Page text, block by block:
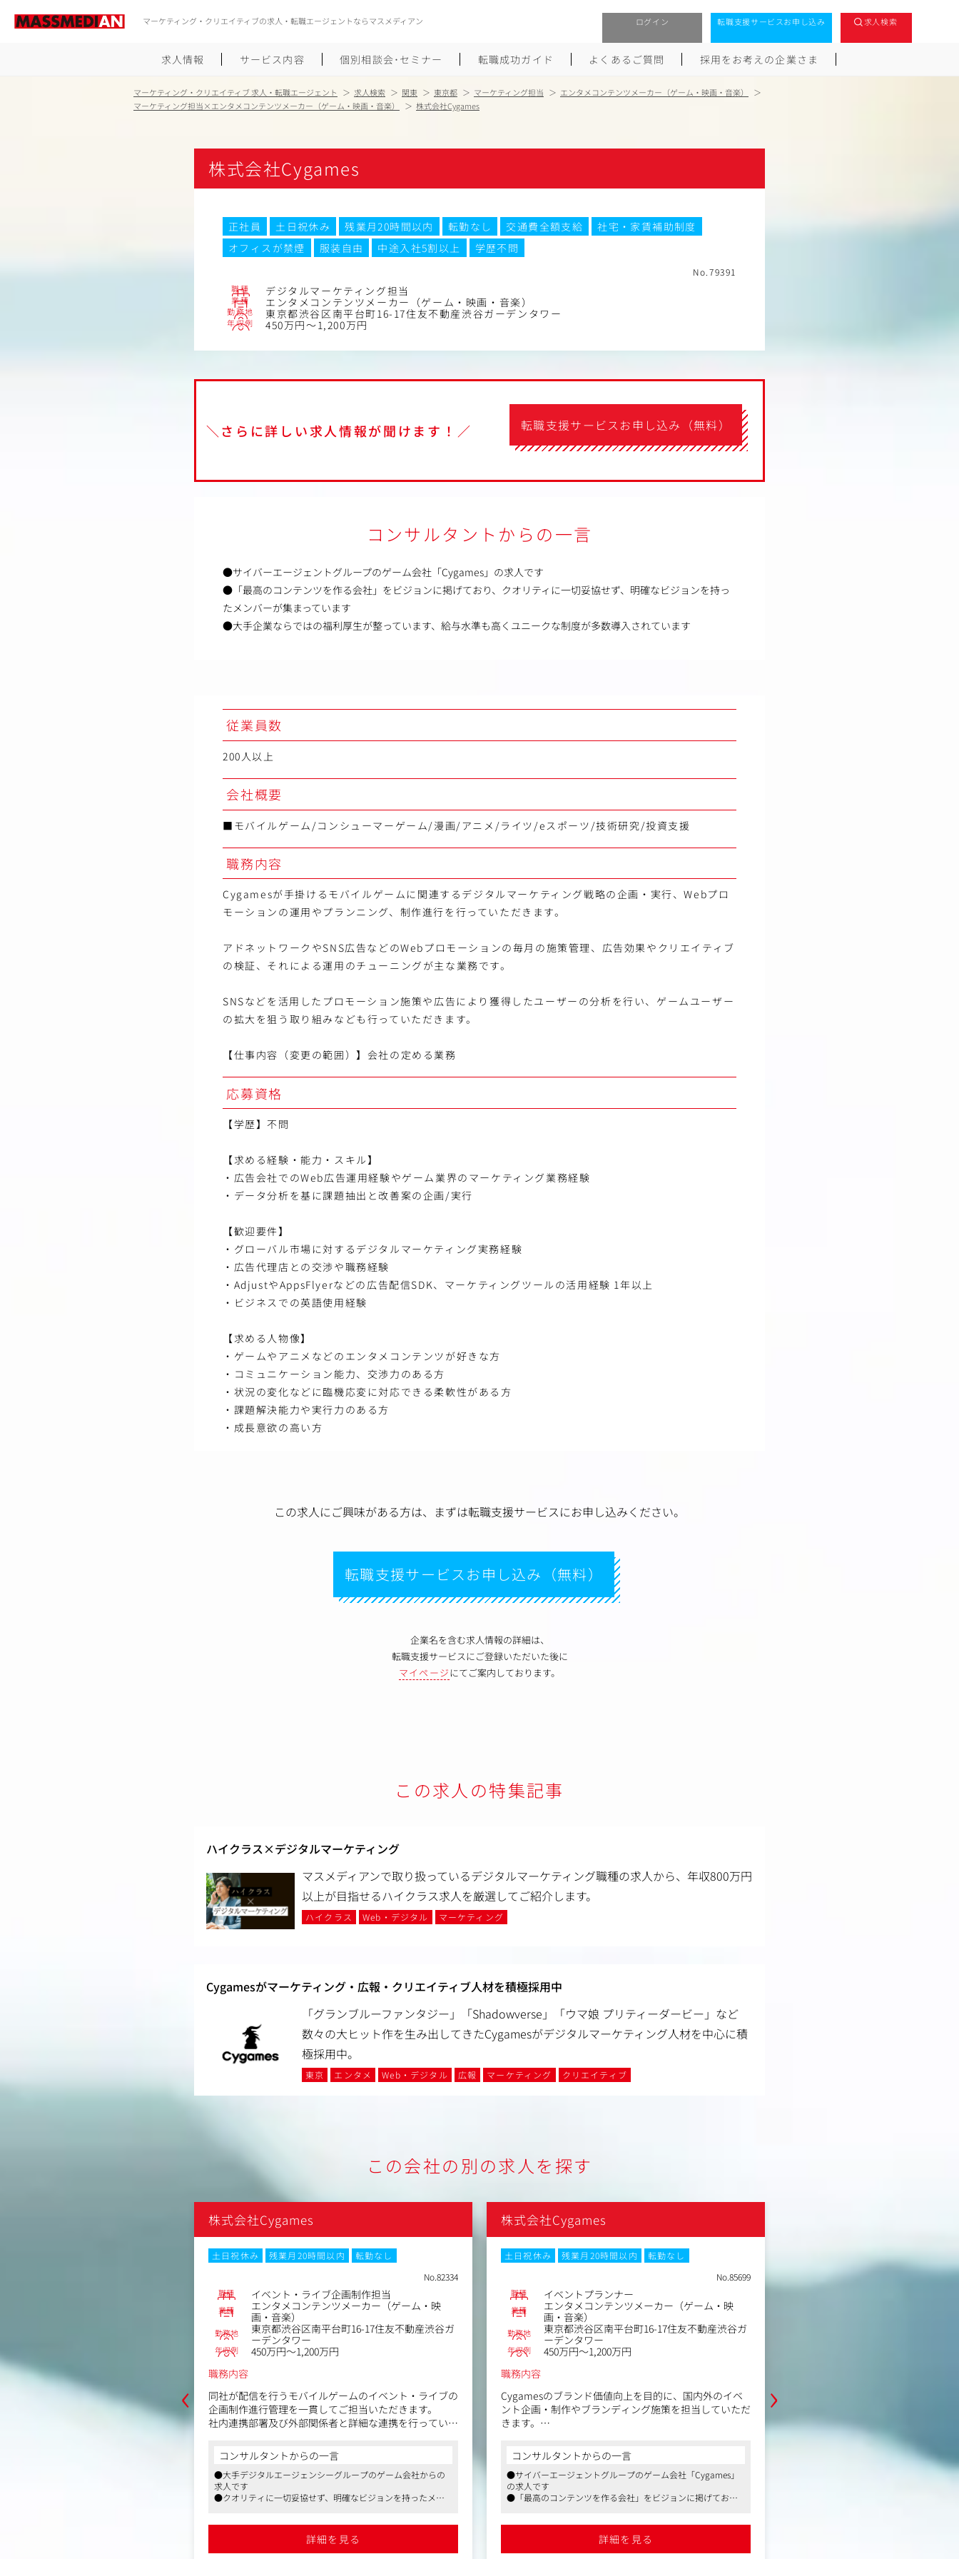
マーケティング・クリエイティブの求人・転職エージェントならマスメディアン ログイン 転職支援サービスお申し込み 求人検索
求人情報 サービス内容 個別相談会･セミナー 転職成功ガイド
職務経歴書のつくり方
ポートフォリオのつくり方
面接対策
エグゼクティブ転職
しゅふクリ･ママクリ転職
年収アップ転職
よくあるご質問 採用をお考えの企業さま
マーケティング・クリエイティブ 求人・転職エージェント 求人検索 関東 東京都 マーケティング担当
エンタメコンテンツメーカー（ゲーム・映画・音楽）
マーケティング担当×エンタメコンテンツメーカー（ゲーム・映画・音楽）
株式会社Cygames
株式会社Cygames
正社員 土日祝休み 残業月20時間以内 転勤なし 交通費全額支給
社宅・家賃補助制度
オフィスが禁煙
服装自由 中途入社5割以上 学歴不問
No.79391
職種 デジタルマーケティング担当
業種 エンタメコンテンツメーカー（ゲーム・映画・音楽）
勤務地 東京都渋谷区南平台町16-17住友不動産渋谷ガーデンタワー
年収例 450万円～1,200万円
＼さらに詳しい求人情報が聞けます！／ 転職支援サービスお申し込み（無料）
コンサルタントからの一言
●サイバーエージェントグループのゲーム会社「Cygames」の求人です
●「最高のコンテンツを作る会社」をビジョンに掲げており、クオリティに一切妥協せず、明確なビジョンを持っ
たメンバーが集まっています
●大手企業ならではの福利厚生が整っています、給与水準も高くユニークな制度が多数導入されています
従業員数
200人以上
会社概要
■モバイルゲーム/コンシューマーゲーム/漫画/アニメ/ライツ/eスポーツ/技術研究/投資支援
職務内容
Cygamesが手掛けるモバイルゲームに関連するデジタルマーケティング戦略の企画・実行、Webプロ
モーションの運用やプランニング、制作進行を行っていただきます。
アドネットワークやSNS広告などのWebプロモーションの毎月の施策管理、広告効果やクリエイティブ
の検証、それによる運用のチューニングが主な業務です。
SNSなどを活用したプロモーション施策や広告により獲得したユーザーの分析を行い、ゲームユーザー
の拡大を狙う取り組みなども行っていただきます。
【仕事内容（変更の範囲）】会社の定める業務
応募資格
【学歴】不問
【求める経験・能力・スキル】
・広告会社でのWeb広告運用経験やゲーム業界のマーケティング業務経験
・データ分析を基に課題抽出と改善案の企画/実行
【歓迎要件】
・グローバル市場に対するデジタルマーケティング実務経験
・広告代理店との交渉や職務経験
・AdjustやAppsFlyerなどの広告配信SDK、マーケティングツールの活用経験 1年以上
・ビジネスでの英語使用経験
【求める人物像】
・ゲームやアニメなどのエンタメコンテンツが好きな方
・コミュニケーション能力、交渉力のある方
・状況の変化などに臨機応変に対応できる柔軟性がある方
・課題解決能力や実行力のある方
・成長意欲の高い方
この求人にご興味がある方は、 まずは転職支援サービスにお申し込みください。
転職支援サービスお申し込み（無料）
企業名を含む求人情報の詳細は、
転職支援サービスにご登録いただいた後に
マイページにてご案内しております。
この求人の特集記事
ハイクラス×デジタルマーケティング
マスメディアンで取り扱っているデジタルマーケティング職種の求人から、年収800万円
以上が目指せるハイクラス求人を厳選してご紹介します。
ハイクラス Web・デジタル マーケティング
Cygamesがマーケティング・広報・クリエイティブ人材を積極採用中
「グランブルーファンタジー」「Shadowverse」「ウマ娘 プリティーダービー」など
数々の大ヒット作を生み出してきたCygamesがデジタルマーケティング人材を中心に積
極採用中。
東京 エンタメ Web・デジタル 広報 マーケティング クリエイティブ
この会社の別の求人を探す
‹
レーター、デザイナーと連携し
ム内に登場するキャラクターの設
株式会社Cygames
土日祝休み 残業月20時間以内
転勤なし
No.82334
職種 イベント・ライブ企画制作担当
業種
エンタメコンテンツメーカー（ゲーム・映
画・音楽）
勤務地
東京都渋谷区南平台町16-17住友不動産渋谷ガ
ーデンタワー
年収例
450万円～1,200万円
職務内容
同社が配信を行うモバイルゲームのイベント・ライブの
企画制作進行管理を一貫してご担当いただきます。
社内連携部署及び外部関係者と詳細な連携を行っていた
＜具体的な業務内容＞
●ライブ企画、制作、ブッキング
●ライブ・イベント予算の策定、管理、現場進行
●取引先や開催会場などの選定や契約交渉
●配信番組や動画施策の企画実施
●イベント企画、制作 など
コンサルタントからの一言
●大手デジタルエージェンシーグループのゲーム会社からの
求人です
●クオリティに一切妥協せず、明確なビジョンを持ったメン
詳細を見る
株式会社Cygames
土日祝休み 残業月20時間以内
転勤なし
No.85699
職種 イベントプランナー
業種
エンタメコンテンツメーカー（ゲーム・映
画・音楽）
勤務地
東京都渋谷区南平台町16-17住友不動産渋谷ガ
ーデンタワー
年収例
450万円～1,200万円
職務内容
Cygamesのブランド価値向上を目的に、国内外のイベ
ント企画・制作やブランディング施策を担当していただ
きます。
社内外の関係者と連携しながら、企画立案から制作・運
営までを一貫して推進し、スケジュール管理や進行調整
を行います。
リアルイベント、ポップアップ、展示会など多様なプロ
ジェクトを通じて、ブランドやIPの魅力を発信し、ファ
〈具体的な業務内容〉
コンサルタントからの一言
●サイバーエージェントグループのゲーム会社「Cygames」
の求人です
●「最高のコンテンツを作る会社」をビジョンに掲げてお
高くユニークな制度が多数導入されています
詳細を見る
残業月20時間以内
す。
〈具体的な業務内容〉
●書店または電子書籍ストアへの営
コンサルタントからの一言
●大手デジタルエージェンシーグループ
›